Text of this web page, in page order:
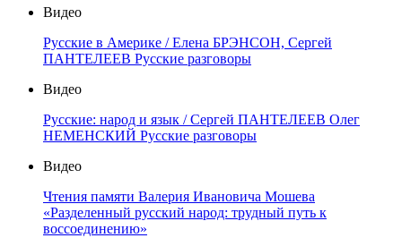
Видео
Русские в Америке / Елена БРЭНСОН, Сергей
ПАНТЕЛЕЕВ Русские разговоры
Видео
Русские: народ и язык / Сергей ПАНТЕЛЕЕВ Олег
НЕМЕНСКИЙ Русские разговоры
Видео
Чтения памяти Валерия Ивановича Мошева
«Разделенный русский народ: трудный путь к
воссоединению»